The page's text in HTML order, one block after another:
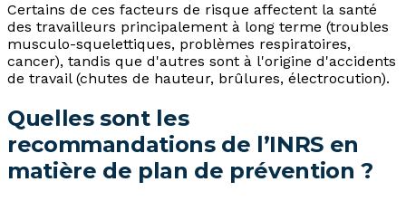
Certains de ces facteurs de risque affectent la santé
des travailleurs principalement à long terme (troubles
musculo-squelettiques, problèmes respiratoires,
cancer), tandis que d'autres sont à l'origine d'accidents
de travail (chutes de hauteur, brûlures, électrocution).
Quelles sont les
recommandations de l’INRS en
matière de plan de prévention ?